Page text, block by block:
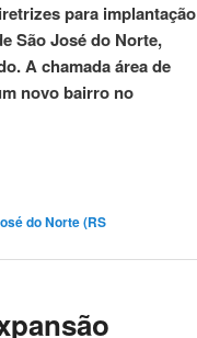
para implantação
São José do Norte,
A chamada área de
novo bairro no
do Norte (RS